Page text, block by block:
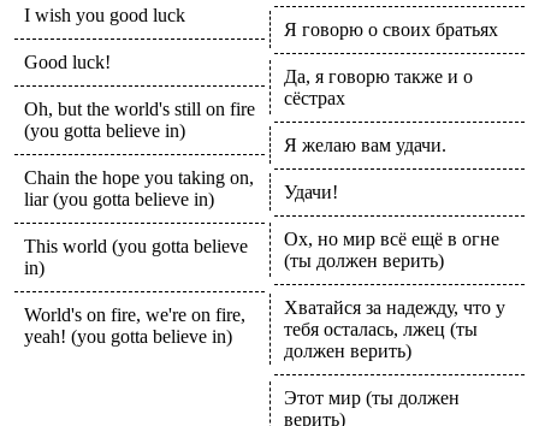
I wish you good luck
Good luck!
Oh, but the world's still on fire
(you gotta believe in)
Chain the hope you taking on,
liar (you gotta believe in)
This world (you gotta believe
in)
World's on fire, we're on fire,
yeah! (you gotta believe in)
Я говорю о своих братьях
Да, я говорю также и о
сёстрах
Я желаю вам удачи.
Удачи!
Ох, но мир всё ещё в огне
(ты должен верить)
Хватайся за надежду, что у
тебя осталась, лжец (ты
должен верить)
Этот мир (ты должен
верить)